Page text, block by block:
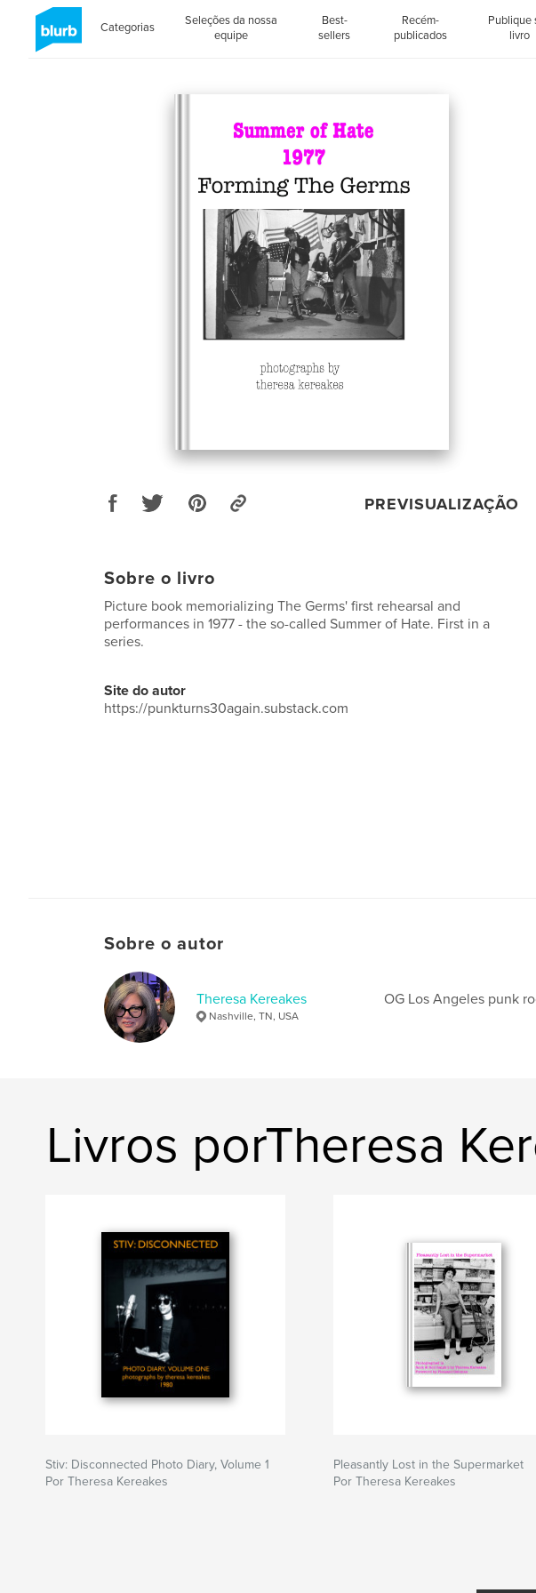
Categorias
Seleções da nossa
equipe
Best-
sellers
Recém-
publicados
Publique
livro
PREVISUALIZAÇÃO
Sobre o livro
Picture book memorializing The Germs' first rehearsal and
performances in 1977 - the so-called Summer of Hate. First in a
series.
Site do autor
https://punkturns30again.substack.com
Sobre o autor
Theresa Kereakes
Nashville, TN, USA
OG Los Angeles punk
Livros porTheresa
Stiv: Disconnected Photo Diary, Volume 1
Por Theresa Kereakes
Pleasantly Lost in the Supermarket
Por Theresa Kereakes